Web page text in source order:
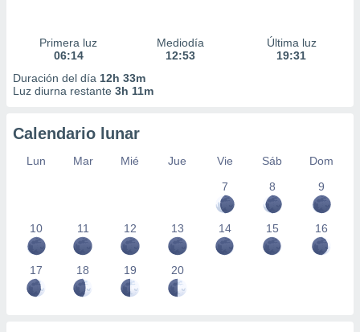
Primera luz
06:14
Mediodía
12:53
Última luz
19:31
Duración del día 12h 33m
Luz diurna restante 3h 11m
Calendario lunar
Lun Mar Mié Jue Vie Sáb
Dom
7
8 9
10 11 12 13 14 15 16
17 18 19 20